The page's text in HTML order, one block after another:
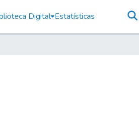
Digital Estatísticas